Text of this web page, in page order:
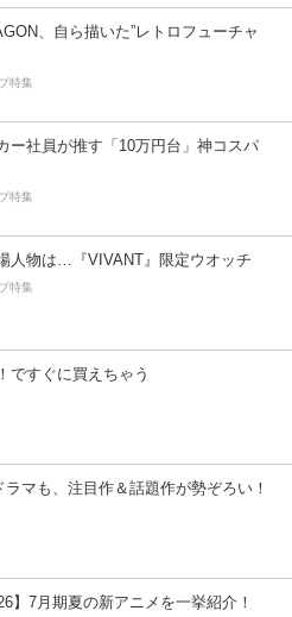
、自ら描いた”レトロフューチャ
特集
ー社員が推す「10万円台」神コスパ
特集
人物は…『VIVANT』限定ウオッチ
特集
ですぐに買えちゃう
ラマも、注目作＆話題作が勢ぞろい！
】7月期夏の新アニメを一挙紹介！